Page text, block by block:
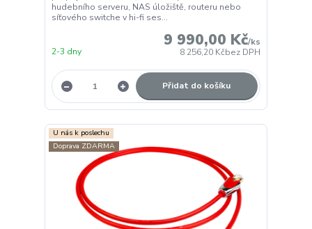
hudebního serveru, NAS úložiště, routeru nebo
síťového switche v hi-fi ses...
9 990,00 Kč/ks
8 256,20 Kčbez DPH
2-3 dny
Přidat do košíku
U nás k poslechu
Doprava ZDARMA